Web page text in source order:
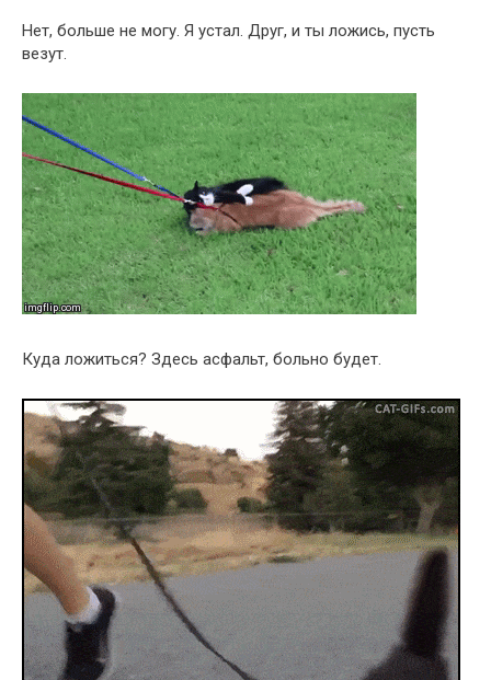
Нет, больше не могу. Я устал. Друг, и ты ложись, пусть
везут.
Куда ложиться? Здесь асфальт, больно будет.